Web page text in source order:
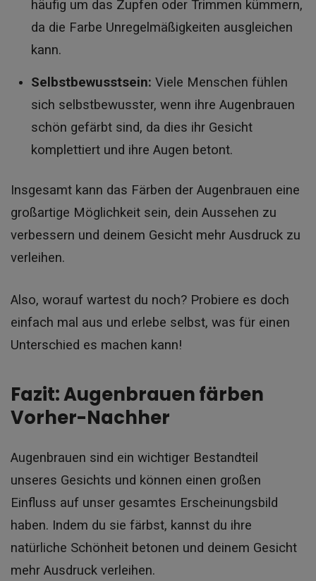
häufig um das Zupfen oder Trimmen kümmern,
da die Farbe Unregelmäßigkeiten ausgleichen
kann.
Selbstbewusstsein: Viele Menschen fühlen
sich selbstbewusster, wenn ihre Augenbrauen
schön gefärbt sind, da dies ihr Gesicht
komplettiert und ihre Augen betont.
Insgesamt kann das Färben der Augenbrauen eine
großartige Möglichkeit sein, dein Aussehen zu
verbessern und deinem Gesicht mehr Ausdruck zu
verleihen.
Also, worauf wartest du noch? Probiere es doch
einfach mal aus und erlebe selbst, was für einen
Unterschied es machen kann!
Fazit: Augenbrauen färben
Vorher-Nachher
Augenbrauen sind ein wichtiger Bestandteil
unseres Gesichts und können einen großen
Einfluss auf unser gesamtes Erscheinungsbild
haben. Indem du sie färbst, kannst du ihre
natürliche Schönheit betonen und deinem Gesicht
mehr Ausdruck verleihen.